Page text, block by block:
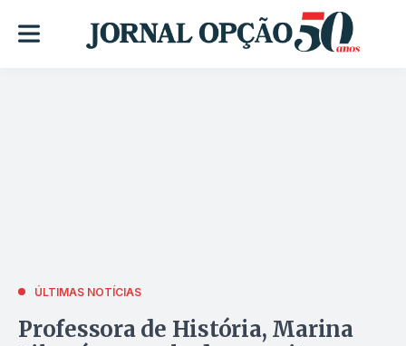
ÚLTIMAS NOTÍCIAS
Professora de História, Marina